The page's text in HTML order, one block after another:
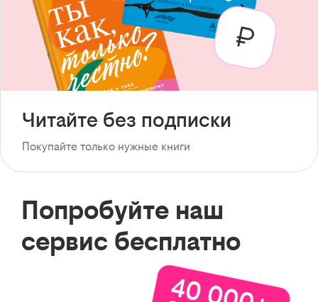
Читайте без подписки
Покупайте только нужные книги
Попробуйте наш
сервис бесплатно